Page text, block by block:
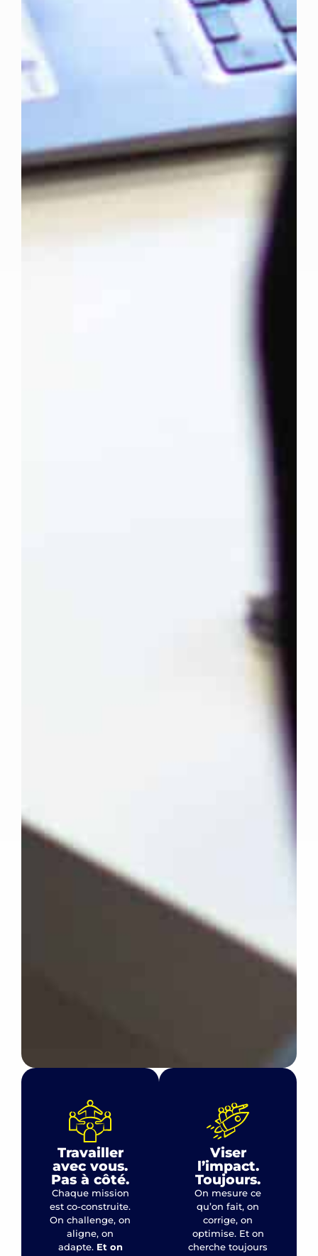
Travailler
avec vous.
Pas à côté.
Chaque mission
est co-construite.
On challenge, on
aligne, on
adapte. Et on
Viser
l’impact.
Toujours.
On mesure ce
qu’on fait, on
corrige, on
optimise. Et on
cherche toujours